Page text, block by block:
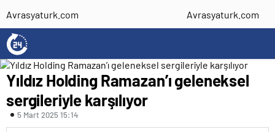
Avrasyaturk.com Avrasyaturk.com
Yıldız Holding Ramazan’ı geleneksel
sergileriyle karşılıyor
5 Mart 2025 15:14